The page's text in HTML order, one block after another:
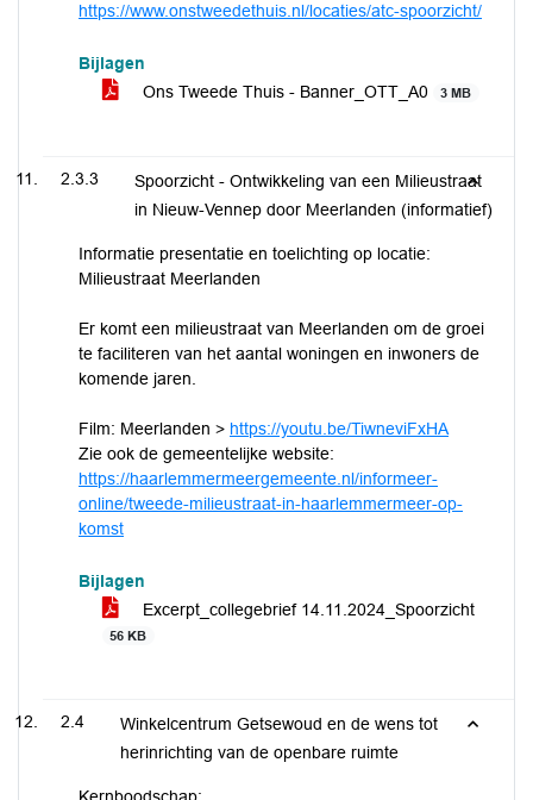
https://www.onstweedethuis.nl/locaties/atc-spoorzicht/
Bijlagen
Ons Tweede Thuis - Banner_OTT_A0
3 MB
2.3.3
Spoorzicht - Ontwikkeling van een Milieustraat
in Nieuw-Vennep door Meerlanden (informatief)
Informatie presentatie en toelichting op locatie:
Milieustraat Meerlanden
Er komt een milieustraat van Meerlanden om de groei
te faciliteren van het aantal woningen en inwoners de
komende jaren.
Film: Meerlanden > https://youtu.be/TiwneviFxHA
Zie ook de gemeentelijke website:
https://haarlemmermeergemeente.nl/informeer-
online/tweede-milieustraat-in-haarlemmermeer-op-
komst
Bijlagen
Excerpt_collegebrief 14.11.2024_Spoorzicht
56 KB
2.4
Winkelcentrum Getsewoud en de wens tot
herinrichting van de openbare ruimte